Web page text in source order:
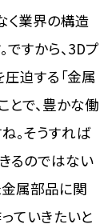
く業界の構造
すから、3Dプ
迫する「金属
とで、豊かな働
。そうすれば
るのではない
属部品に関
ていきたいと